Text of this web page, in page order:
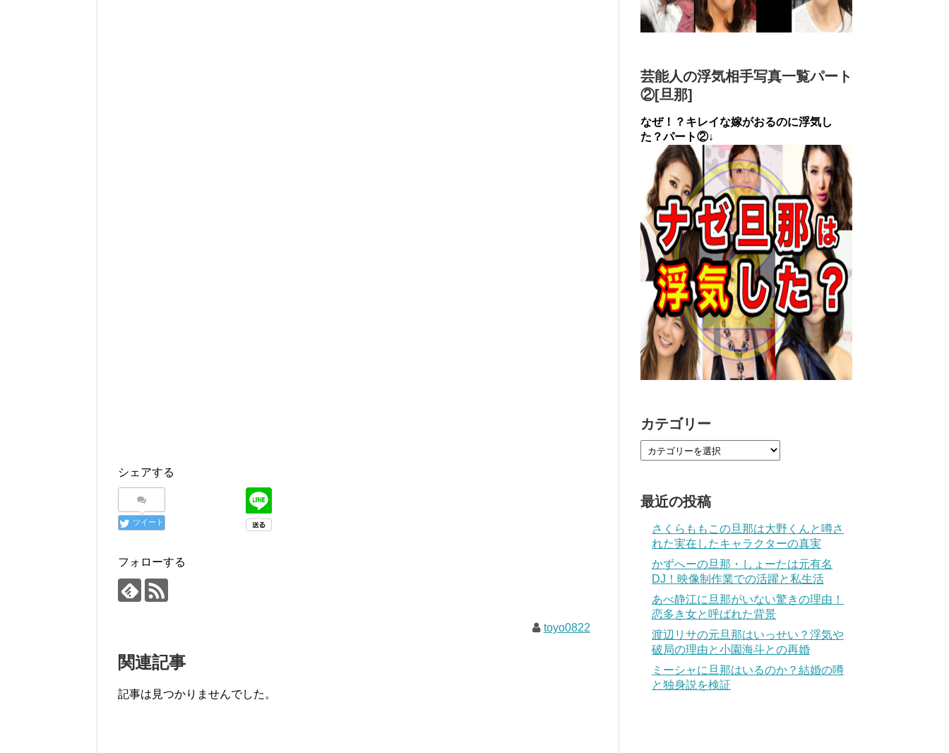
シェアする
ツイート
フォローする
toyo0822
関連記事
記事は見つかりませんでした。
芸能人の浮気相手写真一覧パート
②[旦那]
なぜ！？キレイな嫁がおるのに浮気し
た？パート②↓
カテゴリー
最近の投稿
さくらももこの旦那は大野くんと噂さ
れた実在したキャラクターの真実
かずへーの旦那・しょーたは元有名
DJ！映像制作業での活躍と私生活
あべ静江に旦那がいない驚きの理由！
恋多き女と呼ばれた背景
渡辺リサの元旦那はいっせい？浮気や
破局の理由と小園海斗との再婚
ミーシャに旦那はいるのか？結婚の噂
と独身説を検証